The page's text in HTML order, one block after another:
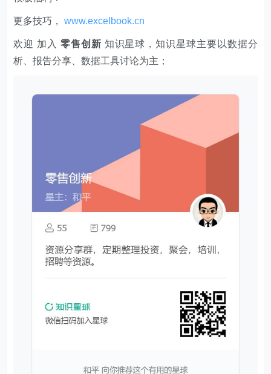
更多技巧，www.excelbook.cn
欢迎 加入 零售创新 知识星球，知识星球主要以数据分
析、报告分享、数据工具讨论为主；